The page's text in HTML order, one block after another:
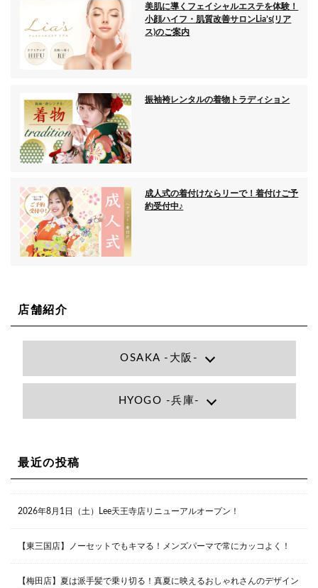
美肌に導くフェイシャルエステを体験！
小顔ハイフ・肌質改善サロンLia’s(リア
ス)のご案内
振袖袴レンタルの着物トラディション
成人式の着付けならリーで！着付けご予
約受付中♪
店舗紹介
OSAKA -大阪-
Lee大阪店
大阪府大阪市北区小松原町1-27梅田エビスビル7F
Lee京橋店
大阪府大阪市都島区東野田町２丁目９－２３ 晃進ビル2F
HYOGO -兵庫-
兵庫県西宮市甲子園九番町1-2 フラットライフワーク1F
最近の投稿
2026年8月1日（土）Lee天王寺店リニューアルオープン！
【東三国店】ノーセットでもキマる！メンズパーマで常にカッコよく！
【梅田店】夏は派手髪で乗り切る！真夏に映えるおしゃれさんのデザイン